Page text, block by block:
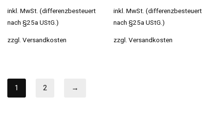
inkl. MwSt. (differenzbesteuert
nach §25a UStG.)
zzgl. Versandkosten
inkl. MwSt. (differenzbesteuert
nach §25a UStG.)
zzgl.Versandkosten
1 2 →